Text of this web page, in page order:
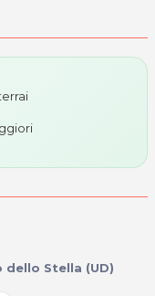
dello Stella (UD)